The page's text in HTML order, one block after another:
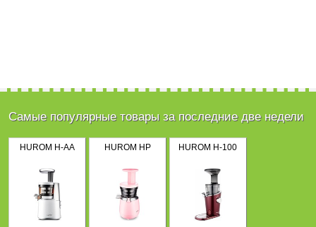
Самые популярные товары за последние две недели
HUROM H-AA HUROM HP HUROM H-100